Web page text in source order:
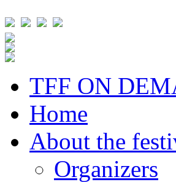
TFF ON
Home
About the
Organizers